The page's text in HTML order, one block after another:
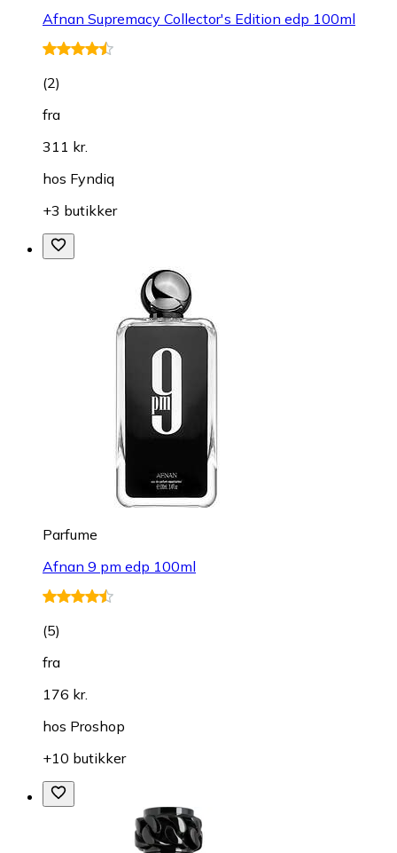
Afnan Supremacy Collector's Edition edp 100ml
(2)
fra
311 kr.
hos Fyndiq
+3 butikker
Parfume
Afnan 9 pm edp 100ml
(5)
fra
176 kr.
hos Proshop
+10 butikker